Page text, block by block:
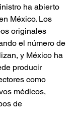
ha abierto
México. Los
originales
el número de
y México ha
producir
como
médicos,
de